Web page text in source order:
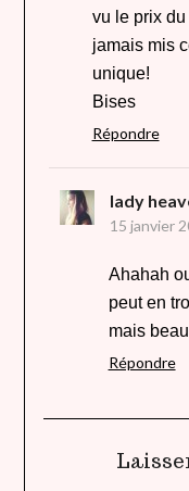
vu le prix
jamais mis
unique!
Bises
Répondre
lady
15 janvier
Ahahah
peut en
mais
Répondre